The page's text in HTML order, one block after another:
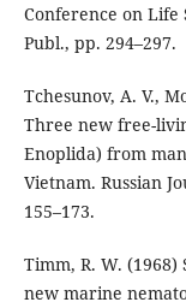
Conference on Life
Publ., pp. 294–297.
Tchesunov, A. V.,
Three new free-
Enoplida) from
Vietnam. Russian
155–173.
Timm, R. W.
new marine